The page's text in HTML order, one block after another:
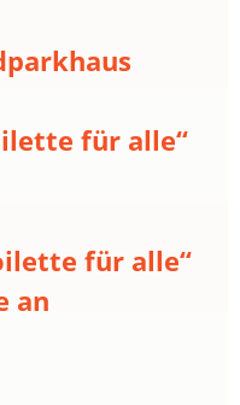
für alle“
für alle“
an